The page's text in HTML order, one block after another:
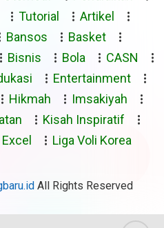
Tutorial
Artikel
Bansos
Basket
Bisnis Bola
CASN
Entertainment
Hikmah
Imsakiyah
Kisah Inspiratif
Excel Liga Voli Korea
All Rights Reserved